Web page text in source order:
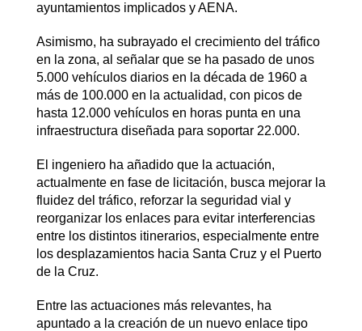
ayuntamientos implicados y AENA.
Asimismo, ha subrayado el crecimiento del tráfico
en la zona, al señalar que se ha pasado de unos
5.000 vehículos diarios en la década de 1960 a
más de 100.000 en la actualidad, con picos de
hasta 12.000 vehículos en horas punta en una
infraestructura diseñada para soportar 22.000.
El ingeniero ha añadido que la actuación,
actualmente en fase de licitación, busca mejorar la
fluidez del tráfico, reforzar la seguridad vial y
reorganizar los enlaces para evitar interferencias
entre los distintos itinerarios, especialmente entre
los desplazamientos hacia Santa Cruz y el Puerto
de la Cruz.
Entre las actuaciones más relevantes, ha
apuntado a la creación de un nuevo enlace tipo